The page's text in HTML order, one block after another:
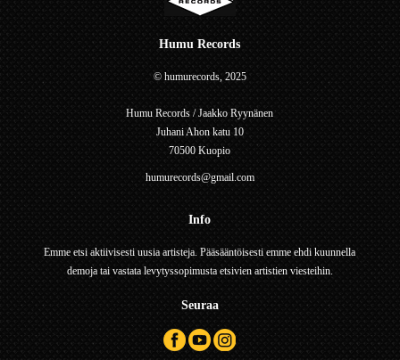
Humu Records
© humurecords, 2025
Humu Records / Jaakko Ryynänen
Juhani Ahon katu 10
70500 Kuopio
humurecords@gmail.com
Info
Emme etsi aktiivisesti uusia artisteja. Pääsääntöisesti emme ehdi kuunnella
demoja tai vastata levytyssopimusta etsivien artistien viesteihin.
Seuraa